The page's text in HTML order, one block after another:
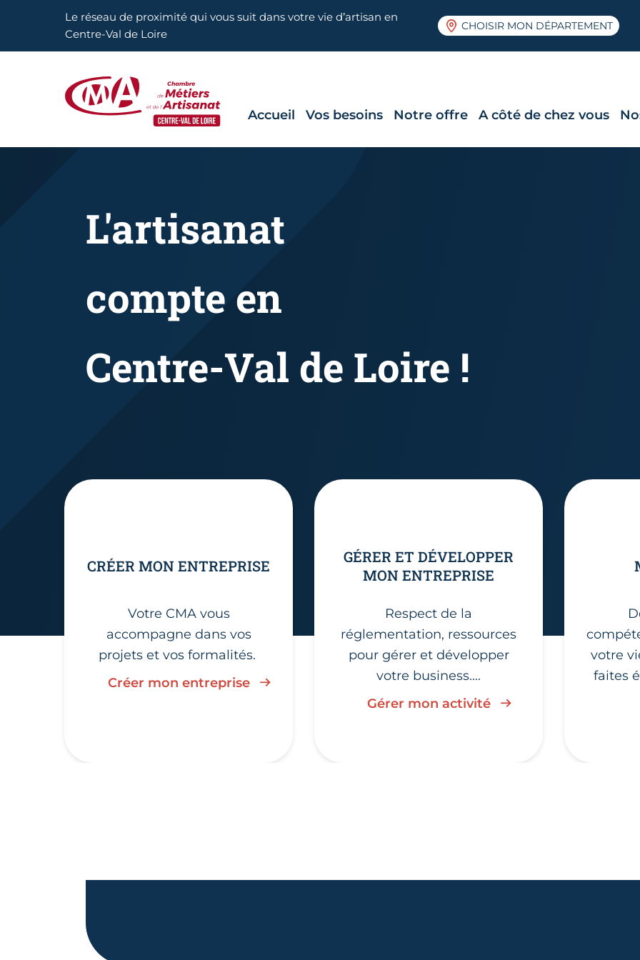
Aller en haut de pageLe réseau de proximité qui vous suit dans votre vie d’artisan en
Centre-Val de Loire
CHOISIR MON DÉPARTEMENT
Accueil Vos besoins Notre offre A côté de chez vous
L'artisanat
compte en
Centre-Val de Loire !
CRÉER MON ENTREPRISE
Votre CMA vous
accompagne dans vos
projets et vos formalités.
Créer mon entreprise
GÉRER ET DÉVELOPPER
MON ENTREPRISE
Respect de la
réglementation, ressources
pour gérer et développer
votre business....
Gérer mon activité
votre
faites